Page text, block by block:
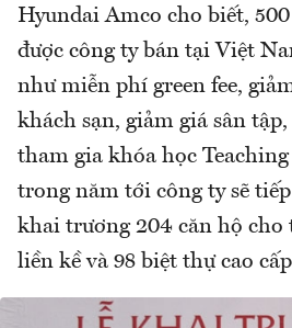
Hyundai Amco cho biết,
được công ty bán tại Việt
như miễn phí green fee,
khách sạn, giảm giá sân
tham gia khóa học
trong năm tới công ty sẽ
khai trương 204 căn hộ cho
liền kề và 98 biệt thự cao